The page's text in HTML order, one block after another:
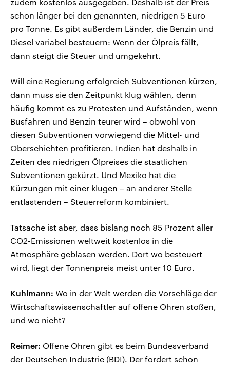
zudem kostenlos ausgegeben. Deshalb ist der Preis
schon länger bei den genannten, niedrigen 5 Euro
pro Tonne. Es gibt außerdem Länder, die Benzin und
Diesel variabel besteuern: Wenn der Ölpreis fällt,
dann steigt die Steuer und umgekehrt.
Will eine Regierung erfolgreich Subventionen kürzen,
dann muss sie den Zeitpunkt klug wählen, denn
häufig kommt es zu Protesten und Aufständen, wenn
Busfahren und Benzin teurer wird – obwohl von
diesen Subventionen vorwiegend die Mittel- und
Oberschichten profitieren. Indien hat deshalb in
Zeiten des niedrigen Ölpreises die staatlichen
Subventionen gekürzt. Und Mexiko hat die
Kürzungen mit einer klugen – an anderer Stelle
entlastenden – Steuerreform kombiniert.
Tatsache ist aber, dass bislang noch 85 Prozent aller
CO2-Emissionen weltweit kostenlos in die
Atmosphäre geblasen werden. Dort wo besteuert
wird, liegt der Tonnenpreis meist unter 10 Euro.
Kuhlmann: Wo in der Welt werden die Vorschläge der
Wirtschaftswissenschaftler auf offene Ohren stoßen,
und wo nicht?
Reimer: Offene Ohren gibt es beim Bundesverband
der Deutschen Industrie (BDI). Der fordert schon